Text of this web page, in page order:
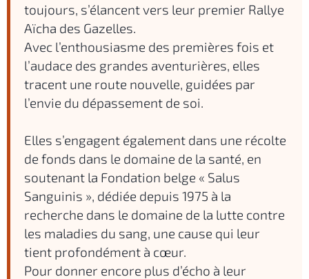
toujours, s’élancent vers leur premier Rallye
Aïcha des Gazelles.
Avec l’enthousiasme des premières fois et
l’audace des grandes aventurières, elles
tracent une route nouvelle, guidées par
l’envie du dépassement de soi.
Elles s’engagent également dans une récolte
de fonds dans le domaine de la santé, en
soutenant la Fondation belge « Salus
Sanguinis », dédiée depuis 1975 à la
recherche dans le domaine de la lutte contre
les maladies du sang, une cause qui leur
tient profondément à cœur.
Pour donner encore plus d’écho à leur